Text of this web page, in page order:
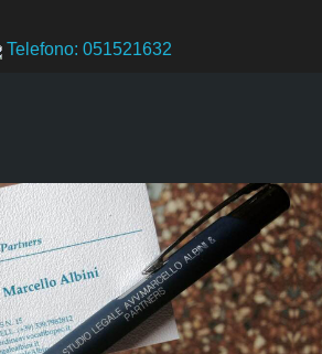
Telefono: 051521632